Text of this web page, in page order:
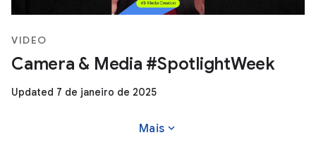
VIDEO
Camera & Media #SpotlightWeek
Updated 7 de janeiro de 2025
Mais expand_more